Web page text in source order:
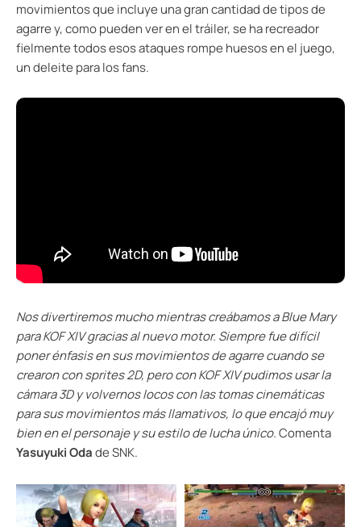
movimientos que incluye una gran cantidad de tipos de
agarre y, como pueden ver en el tráiler, se ha recreador
fielmente todos esos ataques rompe huesos en el juego,
un deleite para los fans.
Nos divertiremos mucho mientras creábamos a Blue Mary
para KOF XIV gracias al nuevo motor. Siempre fue difícil
poner énfasis en sus movimientos de agarre cuando se
crearon con sprites 2D, pero con KOF XIV pudimos usar la
cámara 3D y volvernos locos con las tomas cinemáticas
para sus movimientos más llamativos, lo que encajó muy
bien en el personaje y su estilo de lucha único.Comenta
Yasuyuki Odade SNK.